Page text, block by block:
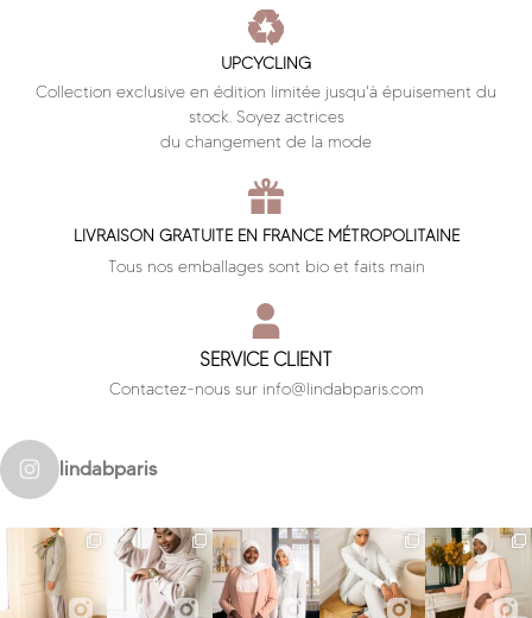
UPCYCLING
Collection exclusive en édition limitée jusqu'à épuisement du
stock. Soyez actrices
du changement de la mode
LIVRAISON GRATUITE EN FRANCE MÉTROPOLITAINE
Tous nos emballages sont bio et faits main
SERVICE CLIENT
Contactez-nous sur info@lindabparis.com
lindabparis